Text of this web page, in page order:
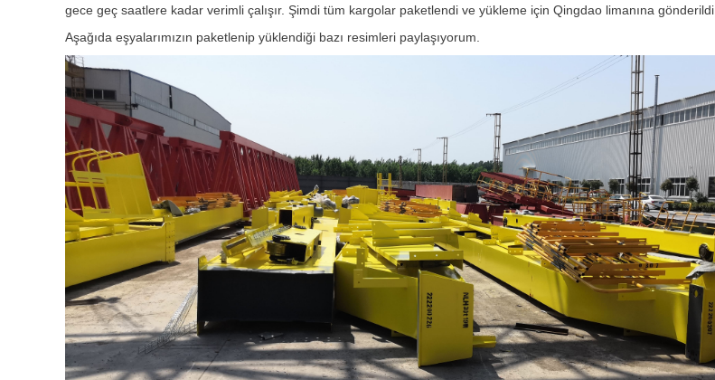
gece geç saatlere kadar verimli çalışır. Şimdi tüm kargolar paketlendi ve yükleme için Qingdao limanına gönderildi.
Aşağıda eşyalarımızın paketlenip yüklendiği bazı resimleri paylaşıyorum.